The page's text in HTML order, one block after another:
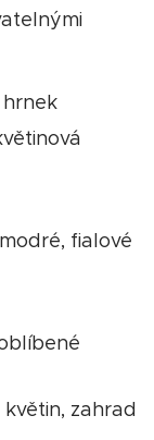
fialové
zahrad